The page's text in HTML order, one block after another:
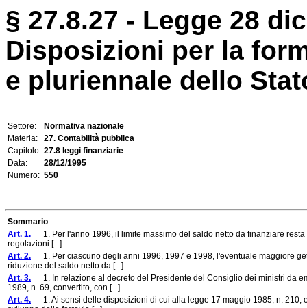
§ 27.8.27 - Legge 28
Disposizioni per la
e pluriennale dello
Settore:
Normativa nazionale
Materia:
27. Contabilità pubblica
Capitolo: 27.8 leggi finanziarie
Data:
28/12/1995
Numero: 550
Sommario
Art. 1. 1. Per l'anno 1996, il limite massimo del saldo netto da finanziare
regolazioni [...]
Art. 2. 1. Per ciascuno degli anni 1996, 1997 e 1998, l'eventuale maggiore
riduzione del saldo netto da [...]
Art. 3. 1. In relazione al decreto del Presidente del Consiglio dei ministri da
1989, n. 69, convertito, con [...]
Art. 4. 1. Ai sensi delle disposizioni di cui alla legge 17 maggio 1985, n. 210,